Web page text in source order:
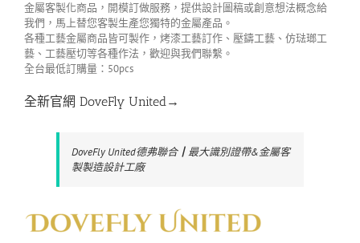
金屬客製化商品，開模訂做服務，提供設計圖稿或創意想法概念給
我們，馬上替您客製生產您獨特的金屬產品。
各種工藝金屬商品皆可製作，烤漆工藝訂作、壓鑄工藝、仿琺瑯工
藝、工藝壓切等各種作法，歡迎與我們聯繫。
全台最低訂購量：50pcs
全新官網 DoveFly United→
DoveFly United德弗聯合┃最大識別證帶&金屬客
製製造設計工廠